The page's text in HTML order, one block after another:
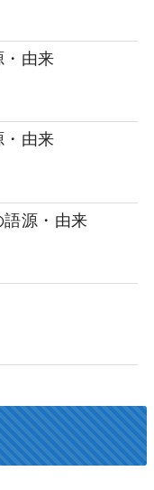
由来
由来
源・由来